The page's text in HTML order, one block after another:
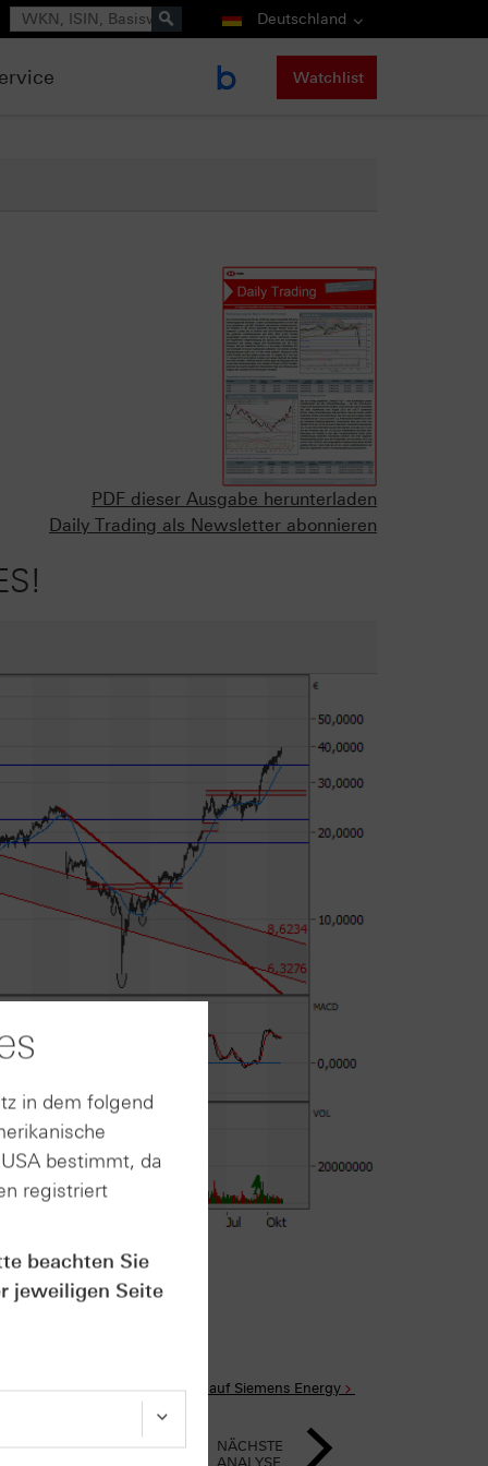
Suche Deutschland
Watchlist
PDF dieser Ausgabe herunterladen
Daily Trading als Newsletter abonnieren
Anhang
Alle Produkte auf Siemens Energy
NÄCHSTE
ANALYSE
in dem folgend
bestimmt, da
registriert
beachten Sie
jeweiligen Seite